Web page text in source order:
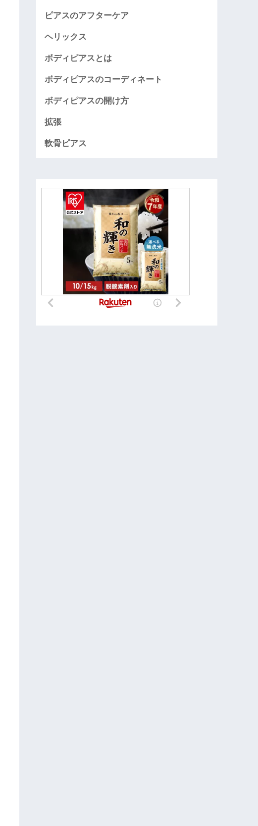
ピアスのアフターケア
ヘリックス
ボディピアスとは
ボディピアスのコーディネート
ボディピアスの開け方
拡張
軟骨ピアス